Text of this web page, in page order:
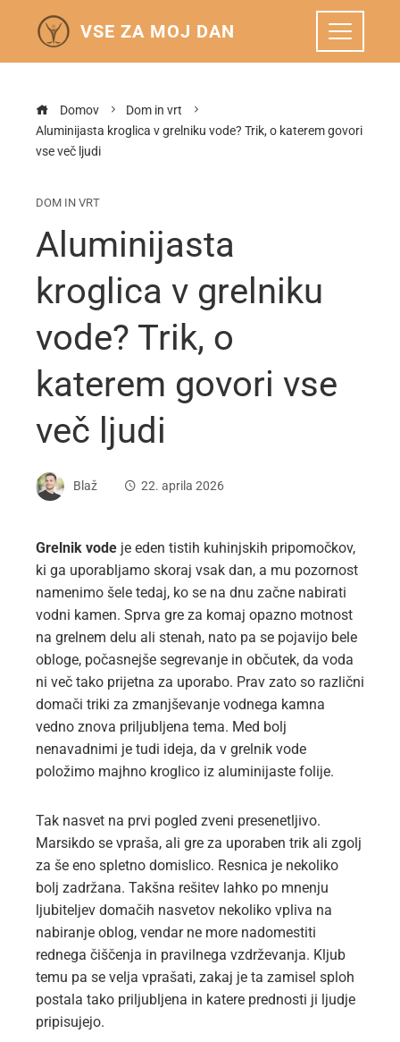
VSE ZA MOJ DAN
Domov
Dom in vrt
Aluminijasta kroglica v grelniku vode? Trik, o katerem govori
vse več ljudi
DOM IN VRT
Aluminijasta
kroglica v grelniku
vode? Trik, o
katerem govori vse
več ljudi
Blaž 22. aprila 2026
Grelnik vode je eden tistih kuhinjskih pripomočkov,
ki ga uporabljamo skoraj vsak dan, a mu pozornost
namenimo šele tedaj, ko se na dnu začne nabirati
vodni kamen. Sprva gre za komaj opazno motnost
na grelnem delu ali stenah, nato pa se pojavijo bele
obloge, počasnejše segrevanje in občutek, da voda
ni več tako prijetna za uporabo. Prav zato so različni
domači triki za zmanjševanje vodnega kamna
vedno znova priljubljena tema. Med bolj
nenavadnimi je tudi ideja, da v grelnik vode
položimo majhno kroglico iz aluminijaste folije.
Tak nasvet na prvi pogled zveni presenetljivo.
Marsikdo se vpraša, ali gre za uporaben trik ali zgolj
za še eno spletno domislico. Resnica je nekoliko
bolj zadržana. Takšna rešitev lahko po mnenju
ljubiteljev domačih nasvetov nekoliko vpliva na
nabiranje oblog, vendar ne more nadomestiti
rednega čiščenja in pravilnega vzdrževanja. Kljub
temu pa se velja vprašati, zakaj je ta zamisel sploh
postala tako priljubljena in katere prednosti ji ljudje
pripisujejo.